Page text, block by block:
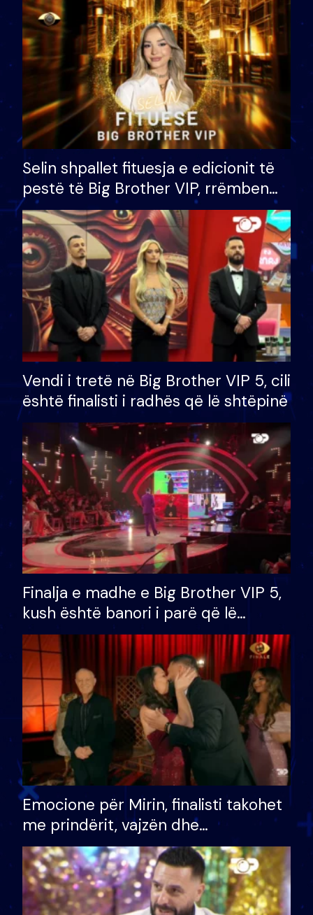
Selin shpallet fituesja e edicionit të
pestë të Big Brother VIP, rrëmben
çmimin e madh prej 100 mijë eurosh
Vendi i tretë në Big Brother VIP 5, cili
është finalisti i radhës që lë shtëpinë
Finalja e madhe e Big Brother VIP 5,
kush është banori i parë që lë
shtëpinë dhe humb mundësinë për
të fituar çmimin e madh
Emocione për Mirin, finalisti takohet
me prindërit, vajzën dhe
bashkëshorten: S’kemi ndonjë letër
divorci apo jo?